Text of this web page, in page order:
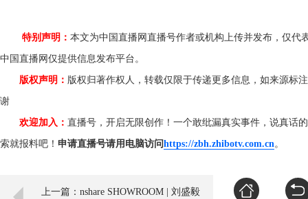
特别声明： 本文为中国直播网直播号作者或机构上传并发布，仅
中国直播网仅提供信息发布平台。
版权声明： 版权归著作权人，转载仅限于传递更多信息，如来源标
谢
欢迎加入： 直播号，开启无限创作！一个敢纰漏真实事件，说真话
索就报料吧！ 申请直播号请用电脑访问https://zbh.zhibotv.com.cn。
上一篇：nshare SHOWROOM | 刘盛毅